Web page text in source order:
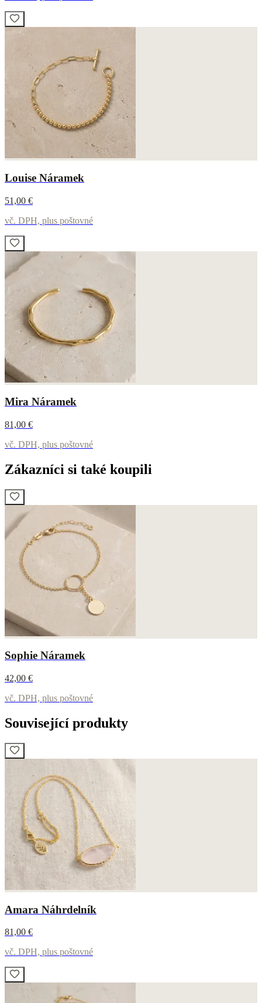
Louise Náramek
51,00 €
vč. DPH, plus poštovné
Mira Náramek
81,00 €
vč. DPH, plus poštovné
Zákazníci si také koupili
Sophie Náramek
42,00 €
vč. DPH, plus poštovné
Související produkty
Amara Náhrdelník
81,00 €
vč. DPH, plus poštovné